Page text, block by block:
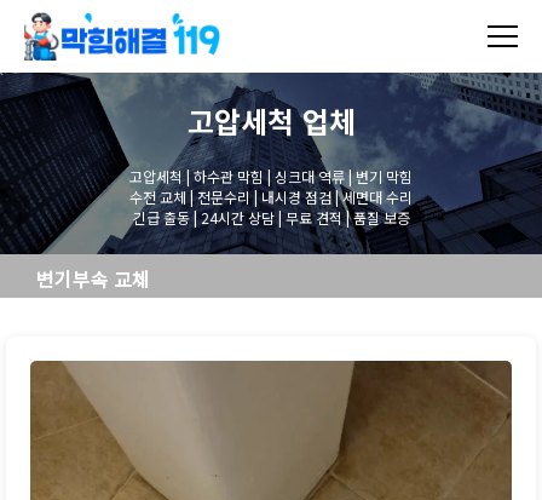
고압세척업체
고압세척 | 하수관 막힘 | 싱크대 역류 | 변기 막힘
수전 교체 | 전문수리 | 내시경 점검 | 세면대 수리
긴급 출동 | 24시간 상담 | 무료 견적 | 품질 보증
변기부속 교체